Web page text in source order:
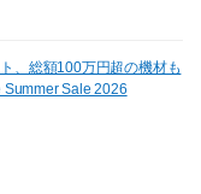
、総額100万円超の機材も
Summer Sale 2026